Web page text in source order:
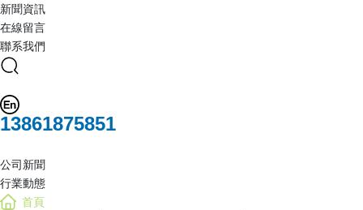
新聞資訊
在線留言
聯系我們
13861875851
公司新聞
行業動態
首頁